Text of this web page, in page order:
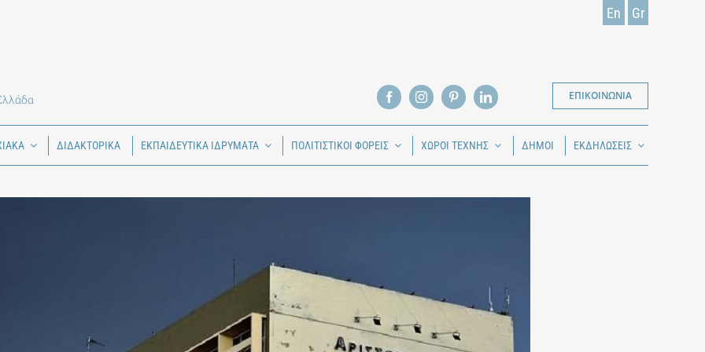
En Gr
ΕΠΙΚΟΙΝΩΝΙΑ
ΔΙΔΑΚΤΟΡΙΚΑ ΕΚΠΑΙΔΕΥΤΙΚΑ ΙΔΡΥΜΑΤΑ ΠΟΛΙΤΙΣΤΙΚΟΙ ΦΟΡΕΙΣ ΧΩΡΟΙ ΤΕΧΝΗΣ ΔΗΜΟΙ ΕΚΔΗΛΩΣΕΙΣ